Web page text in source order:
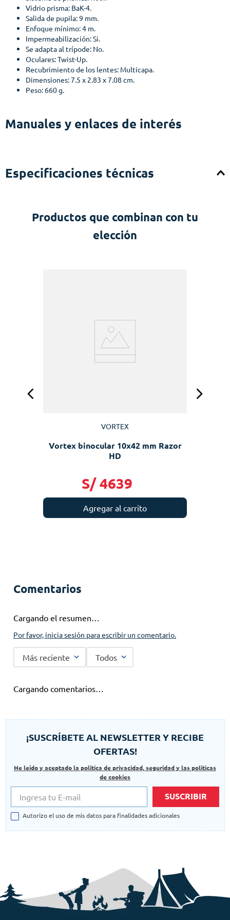
Vidrio prisma: BaK-4.
Salida de pupila: 9 mm.
Enfoque mínimo: 4 m.
Impermeabilización: Si.
Se adapta al trípode: No.
Oculares: Twist-Up.
Recubrimiento de los lentes: Multicapa.
Dimensiones: 7.5 x 2.83 x 7.08 cm.
Peso: 660 g.
Manuales y enlaces de interés
Especificaciones técnicas
Productos que combinan con tu
elección
VORTEX
Vortex binocular 10x42 mm Razor
HD
S/ 4639
Agregar al carrito
Comentarios
Cargando el resumen…
Por favor, inicia sesión para escribir un comentario.
Más reciente Todos
Cargando comentarios…
¡SUSCRÍBETE AL NEWSLETTER Y RECIBE
OFERTAS!
He leído y aceptado la politica de privacidad, seguridad y las politicas
de cookies
SUSCRIBIR
Autorizo el uso de mis datos para finalidades adicionales